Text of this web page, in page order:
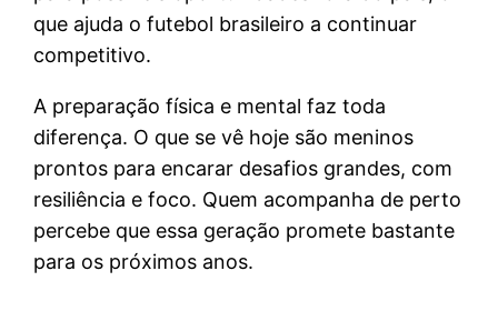
que ajuda o futebol brasileiro a continuar
competitivo.
A preparação física e mental faz toda
diferença. O que se vê hoje são meninos
prontos para encarar desafios grandes, com
resiliência e foco. Quem acompanha de perto
percebe que essa geração promete bastante
para os próximos anos.